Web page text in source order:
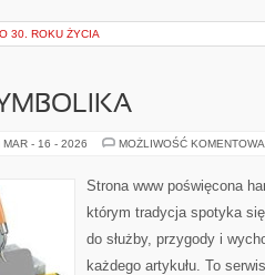
30. ROKU ŻYCIA
MAR - 16 - 2026 MOŻLIWOŚĆ
Strona www poświęcona
którym tradycja spotyka
do służby, przygody i
każdego artykułu. To